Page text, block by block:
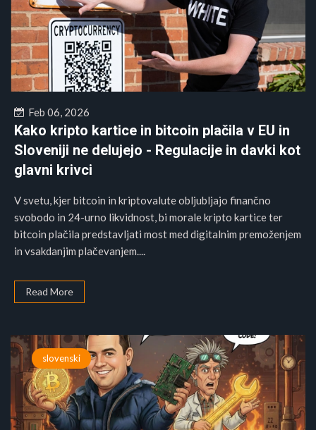
Feb 06, 2026
Kako kripto kartice in bitcoin plačila v EU in
Sloveniji ne delujejo - Regulacije in davki kot
glavni krivci
V svetu, kjer bitcoin in kriptovalute obljubljajo finančno
svobodo in 24-urno likvidnost, bi morale kripto kartice ter
bitcoin plačila predstavljati most med digitalnim premoženjem
in vsakdanjim plačevanjem....
Read More
slovenski